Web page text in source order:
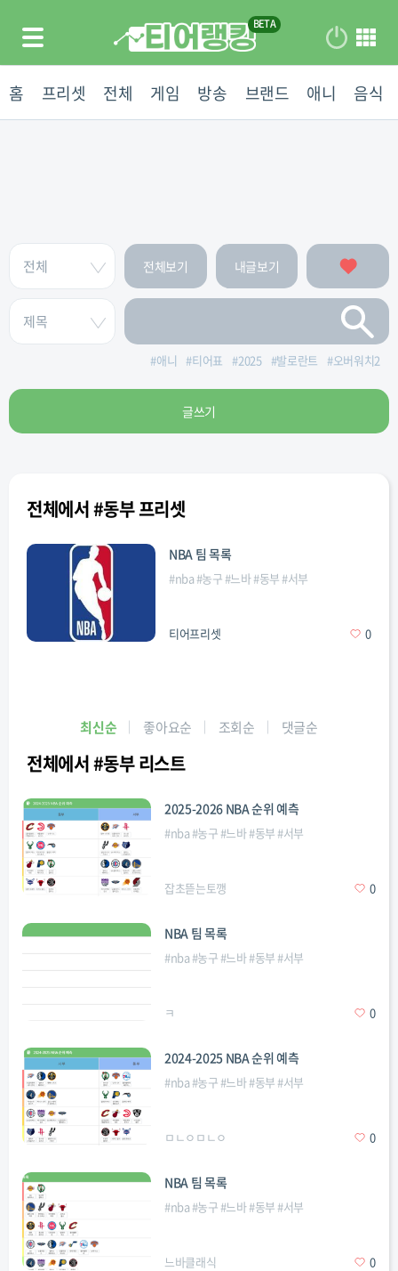
홈 프리셋 전체 게임 방송 브랜드 애니 음식
전체보기 내글보기
#애니 #티어표 #2025 #발로란트 #오버워치2
글쓰기
전체에서 #동부 프리셋
NBA 팀 목록
#nba#농구#느바#동부#서부
티어프리셋 0
최신순 좋아요순 조회순 댓글순
전체에서 #동부 리스트
2025-2026 NBA 순위 예측
#nba#농구#느바#동부#서부
잡초뜯는토깽 0
NBA 팀 목록
#nba#농구#느바#동부#서부
ㅋ 0
2024-2025 NBA 순위 예측
#nba#농구#느바#동부#서부
ㅁㄴㅇㅁㄴㅇ 0
NBA 팀 목록
#nba#농구#느바#동부#서부
느바클래식 0